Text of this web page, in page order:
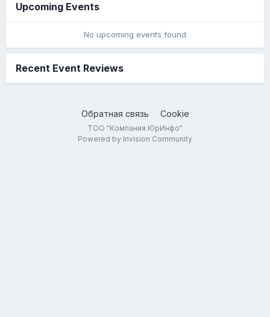
Upcoming Events
No upcoming events found
Recent Event Reviews
Обратная связь Cookie
ТОО "Компания ЮрИнфо"
Powered by Invision Community